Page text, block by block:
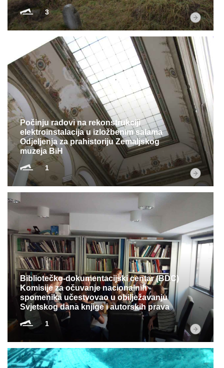
3
Počinju radovi na rekonstrukciji
elektroinstalacija u izložbenim salama
Odjeljenja za prahistoriju Zemaljskog
muzeja BiH
1
Bibliotečko-dokumentacijski centar (BDC)
Komisije za očuvanje nacionalnih
spomenika učestvovao u obilježavanju
Svjetskog dana knjige i autorskih prava
1